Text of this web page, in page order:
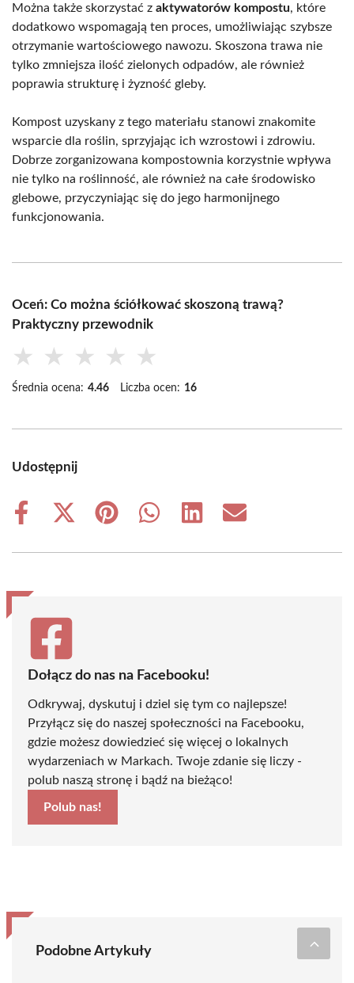
Można także skorzystać z aktywatorów kompostu, które
dodatkowo wspomagają ten proces, umożliwiając szybsze
otrzymanie wartościowego nawozu. Skoszona trawa nie
tylko zmniejsza ilość zielonych odpadów, ale również
poprawia strukturę i żyzność gleby.
Kompost uzyskany z tego materiału stanowi znakomite
wsparcie dla roślin, sprzyjając ich wzrostowi i zdrowiu.
Dobrze zorganizowana kompostownia korzystnie wpływa
nie tylko na roślinność, ale również na całe środowisko
glebowe, przyczyniając się do jego harmonijnego
funkcjonowania.
Oceń: Co można ściółkować skoszoną trawą?
Praktyczny przewodnik
★ ★ ★ ★ ★
Średnia ocena: 4.46 Liczba ocen: 16
Udostępnij
Share
Share
(Twitter)
Share
Share
Share
Share
Dołącz do nas na Facebooku!
Odkrywaj, dyskutuj i dziel się tym co najlepsze!
Przyłącz się do naszej społeczności na Facebooku,
gdzie możesz dowiedzieć się więcej o lokalnych
wydarzeniach w Markach. Twoje zdanie się liczy -
polub naszą stronę i bądź na bieżąco!
Polub nas!
Podobne Artykuły